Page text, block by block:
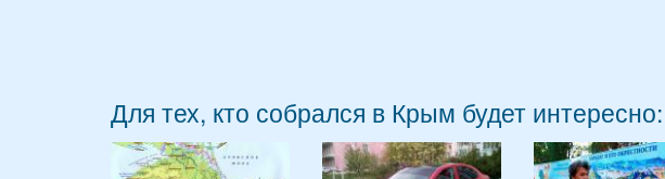
Для тех, кто собрался в Крым будет интересно: